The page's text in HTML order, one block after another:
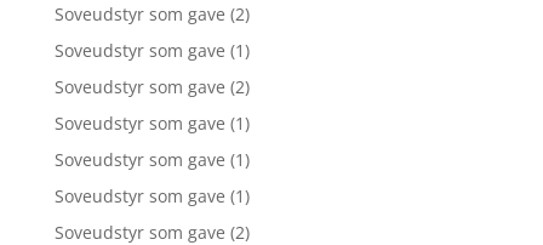
Soveudstyr som gave (2)
Soveudstyr som gave (1)
Soveudstyr som gave (2)
Soveudstyr som gave (1)
Soveudstyr som gave (1)
Soveudstyr som gave (1)
Soveudstyr som gave (2)